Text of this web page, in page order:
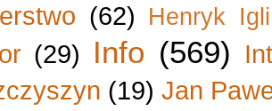
(62) Henryk
(29) Info (569)
(19) Jan